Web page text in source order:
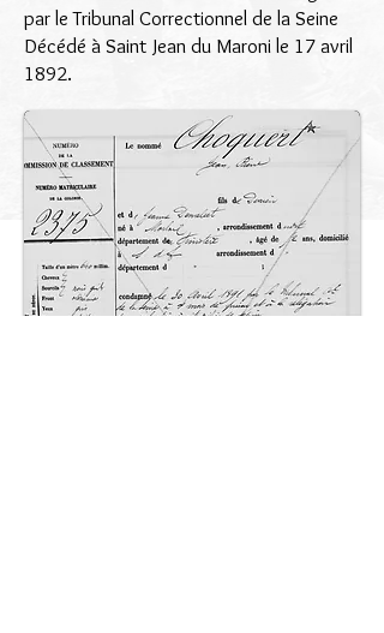
par le Tribunal Correctionnel de la Seine
Décédé à Saint Jean du Maroni le 17 avril
1892.